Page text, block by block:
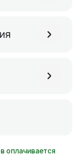
оплачивается